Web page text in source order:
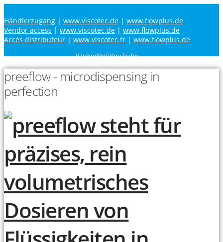
Händlerzugang | www.viscotec.de | www.flowplus.de
Vendor access | www.viscotec.de | www.flowplus.de
Accès distributeur | www.viscotec.fr | www.flowplus.de
LinkedIn YouTube
preeflow - microdispensing in
perfection